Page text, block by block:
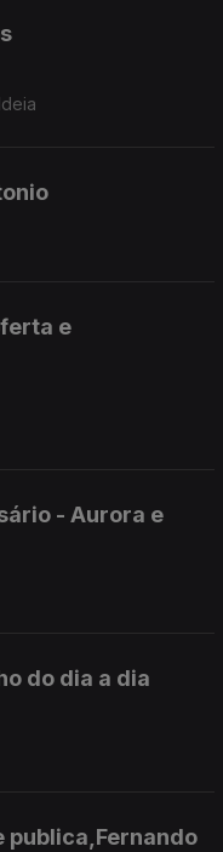
e
- Aurora e
do dia a dia
publica,Fernando